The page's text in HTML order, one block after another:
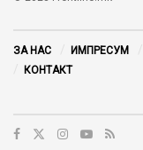
ЗА НАС ИМПРЕСУМ
КОНТАКТ